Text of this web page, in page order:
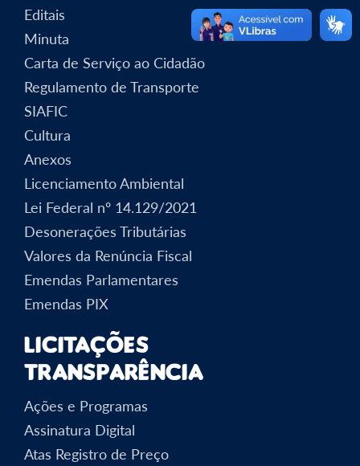
Editais
Minuta
Carta de Serviço ao Cidadão
Regulamento de Transporte
SIAFIC
Cultura
Anexos
Licenciamento Ambiental
Lei Federal nº 14.129/2021
Desonerações Tributárias
Valores da Renúncia Fiscal
Emendas Parlamentares
Emendas PIX
Licitações
Transparência
Ações e Programas
Assinatura Digital
Atas Registro de Preço